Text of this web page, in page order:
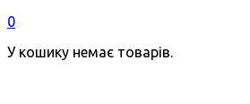
0
У кошику немає товарів.